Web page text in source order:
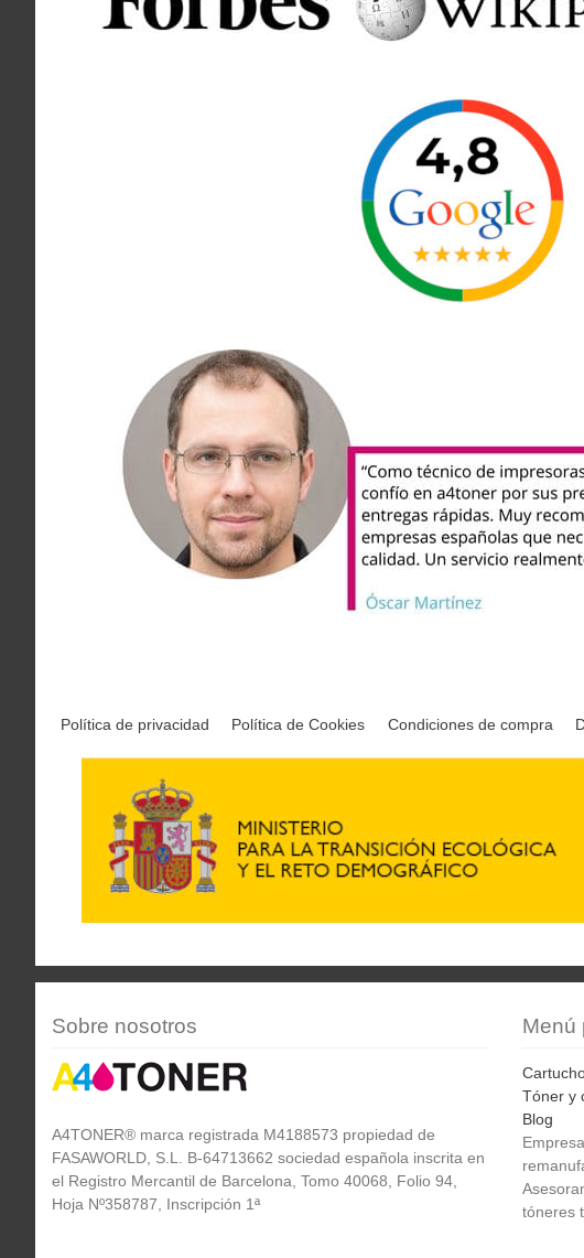
Política de privacidad Política de Cookies Condiciones de compra
Sobre nosotros
A4TONER® marca registrada M4188573 propiedad de
FASAWORLD, S.L. B-64713662 sociedad española inscrita en
el Registro Mercantil de Barcelona, Tomo 40068, Folio 94,
Hoja Nº358787, Inscripción 1ª
Menú
Tóner y
Blog
tóneres